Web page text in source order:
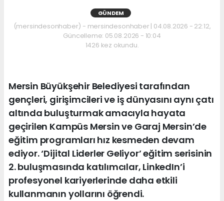
GÜNDEM
(mersindesonhaber) - mersindesonhaber | 04.08.2026 - 22:12,
Güncelleme: 05.08.2026 - 10:04
1426 kez okundu.
Mersin Büyükşehir Belediyesi tarafından
gençleri, girişimcileri ve iş dünyasını aynı çatı
altında buluşturmak amacıyla hayata
geçirilen Kampüs Mersin ve Garaj Mersin’de
eğitim programları hız kesmeden devam
ediyor. ‘Dijital Liderler Geliyor’ eğitim serisinin
2. buluşmasında katılımcılar, LinkedIn’i
profesyonel kariyerlerinde daha etkili
kullanmanın yollarını öğrendi.